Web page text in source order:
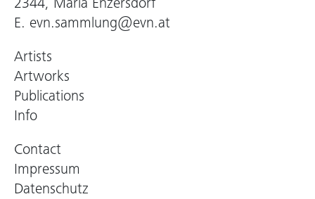
2344, Maria Enzersdorf
E. evn.sammlung@evn.at
Artists
Artworks
Publications
Info
Contact
Impressum
Datenschutz